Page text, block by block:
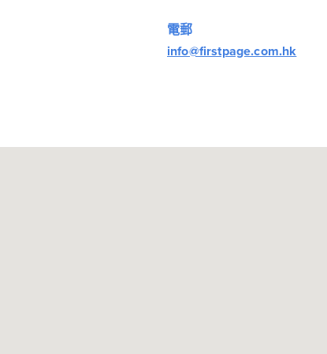
電郵
info@firstpage.com.hk